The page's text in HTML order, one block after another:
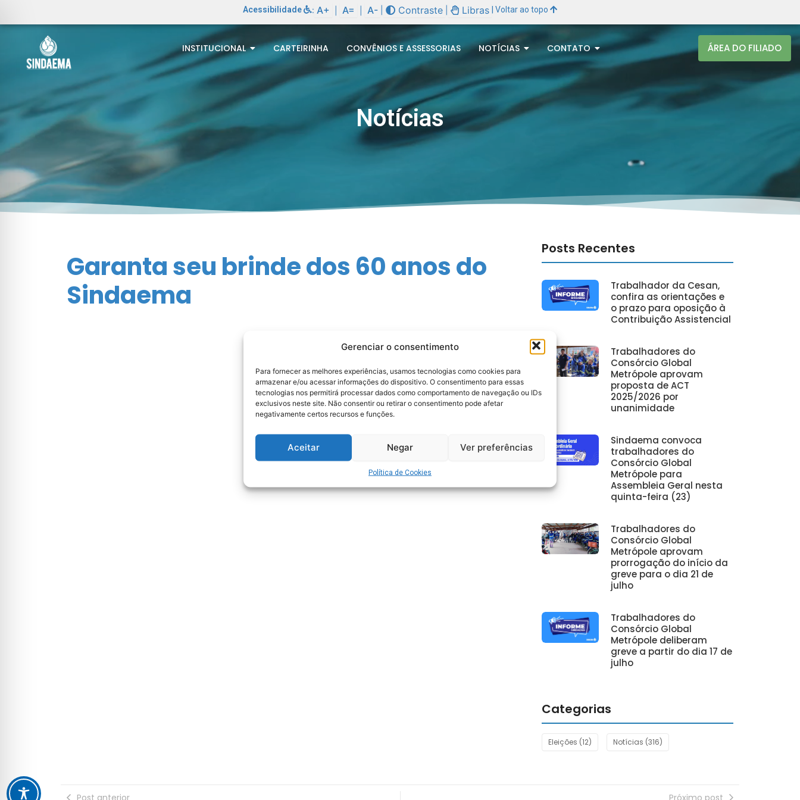
Gerenciar o consentimento
Para fornecer as melhores experiências, usamos tecnologias como cookies para
armazenar e/ou acessar informações do dispositivo. O consentimento para essas
tecnologias nos permitirá processar dados como comportamento de navegação ou IDs
exclusivos neste site. Não consentir ou retirar o consentimento pode afetar
negativamente certos recursos e funções.
Aceitar Negar Ver preferências
Política de Cookies
Acessibilidade : A+ A= A- Contraste Libras | Voltar ao topo
INSTITUCIONAL CARTEIRINHA CONVÊNIOS E ASSESSORIAS NOTÍCIAS CONTATO ÁREA DO FILIADO
Notícias
Garanta seu brinde dos 60 anos do
Sindaema
Posts Recentes
Trabalhador da Cesan,
confira as orientações e
o prazo para oposição à
Contribuição Assistencial
Trabalhadores do
Consórcio Global
Metrópole aprovam
proposta de ACT
2025/2026 por
unanimidade
Sindaema convoca
trabalhadores do
Consórcio Global
Metrópole para
Assembleia Geral nesta
quinta-feira (23)
Trabalhadores do
Consórcio Global
Metrópole aprovam
prorrogação do início da
greve para o dia 21 de
julho
Trabalhadores do
Consórcio Global
Metrópole deliberam
greve a partir do dia 17 de
julho
Categorias
Eleições (12) Notícias (316)
Post anterior Próximo post